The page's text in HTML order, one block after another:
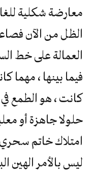
معارضة شكلية
الظل من الآن
العمالة على خط
فيما بينها ، مهما
كانت ، هو الطمع
حلولا جاهزة أو
امتلاك خاتم
ليس بالأمر الهين